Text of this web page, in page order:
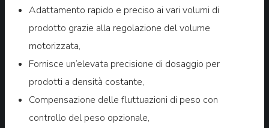
Adattamento rapido e preciso ai vari volumi di
prodotto grazie alla regolazione del volume
motorizzata,
Fornisce un’elevata precisione di dosaggio per
prodotti a densità costante,
Compensazione delle fluttuazioni di peso con
controllo del peso opzionale,